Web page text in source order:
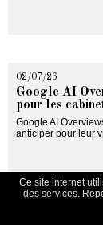
Ce site internet
des services.
02/07/26
Google AI
pour les
Google AI
anticiper pour leur